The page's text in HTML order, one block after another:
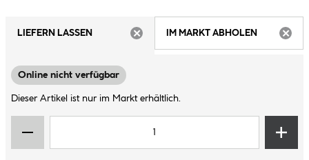
LIEFERN LASSEN
IM MARKT ABHOLEN
Online nicht verfügbar
Dieser Artikel ist nur im Markt erhältlich.